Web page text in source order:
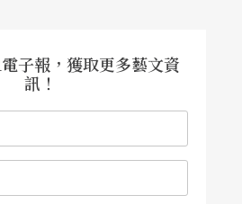
的紅樓舉辦的《張吉米的喜
結束七年後，他在一場藝穗節
曾參與喜酒的澳門人，他對
是真的演出！」當喜宴作為
半公開的場合，知情者／非
子報，獲取更多藝文資
訊！